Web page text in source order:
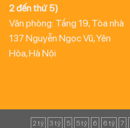
2 đến thứ 5)
Văn phòng: Tầng 19, Tòa nhà
137 Nguyễn Ngọc Vũ, Yên
Hòa, Hà Nội
2 tỷ 3 tỷ 5 5 tỷ 6 6 tỷ 7